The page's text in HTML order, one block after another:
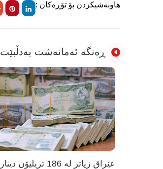
هاوبەشیکردن بۆ تۆڕەکان :
ڕەنگە ئەمانەشت بەدڵبێت
عێراق زیاتر لە 186 تریلیۆن دینار